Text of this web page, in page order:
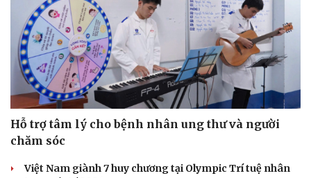
Hỗ trợ tâm lý cho bệnh nhân ung thư và người
chăm sóc
Việt Nam giành 7 huy chương tại Olympic Trí tuệ nhân